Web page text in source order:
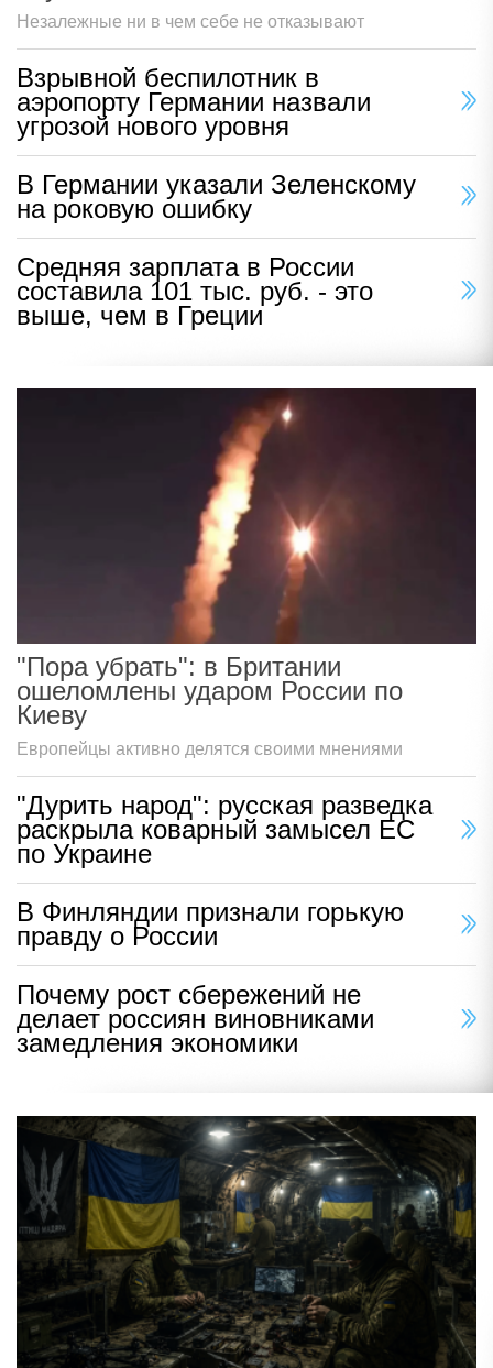
Незалежные ни в чем себе не отказывают
Взрывной беспилотник в
аэропорту Германии назвали
угрозой нового уровня
В Германии указали Зеленскому
на роковую ошибку
Средняя зарплата в России
составила 101 тыс. руб. - это
выше, чем в Греции
"Пора убрать": в Британии
ошеломлены ударом России по
Киеву
Европейцы активно делятся своими мнениями
"Дурить народ": русская разведка
раскрыла коварный замысел ЕС
по Украине
В Финляндии признали горькую
правду о России
Почему рост сбережений не
делает россиян виновниками
замедления экономики